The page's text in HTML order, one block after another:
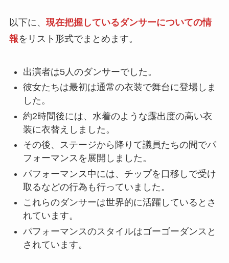
以下に、 現在把握しているダンサーについての情
報をリスト形式でまとめます。
出演者は5人のダンサーでした。
彼女たちは最初は通常の衣装で舞台に登場しま
した。
約2時間後には、水着のような露出度の高い衣
装に衣替えしました。
その後、ステージから降りて議員たちの間でパ
フォーマンスを展開しました。
パフォーマンス中には、チップを口移しで受け
取るなどの行為も行っていました。
これらのダンサーは世界的に活躍しているとさ
れています。
パフォーマンスのスタイルはゴーゴーダンスと
されています。